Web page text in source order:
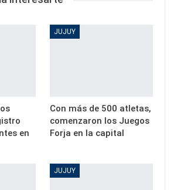
en
JUJUY
Con más de 500 atletas,
comenzaron los Juegos
Forja en la capital
JUJUY